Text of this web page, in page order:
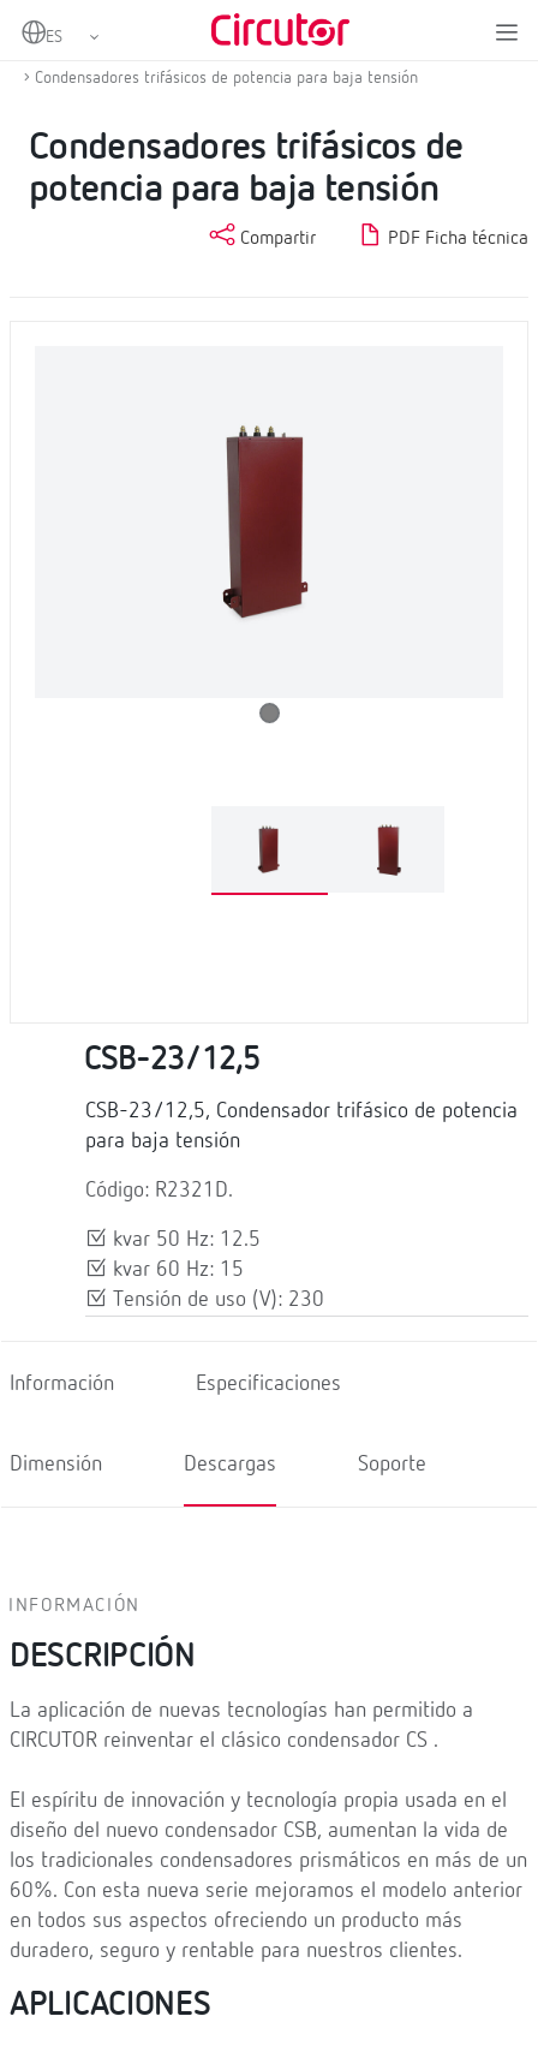
Home
Condensadores y reactancias, BT
Condensadores trifásicos de potencia para baja tensión
Condensadores trifásicos de
potencia para baja tensión
Compartir PDF Ficha técnica
CSB-23/12,5
CSB-23/12,5, Condensador trifásico de potencia
para baja tensión
Código: R2321D.
kvar 50 Hz: 12.5
kvar 60 Hz: 15
Tensión de uso (V): 230
Información Especificaciones
Dimensión Descargas Soporte
INFORMACIÓN
DESCRIPCIÓN
La aplicación de nuevas tecnologías han permitido a
CIRCUTOR reinventar el clásico condensador CS .
El espíritu de innovación y tecnología propia usada en el
diseño del nuevo condensador CSB, aumentan la vida de
los tradicionales condensadores prismáticos en más de un
60%. Con esta nueva serie mejoramos el modelo anterior
en todos sus aspectos ofreciendo un producto más
duradero, seguro y rentable para nuestros clientes.
APLICACIONES